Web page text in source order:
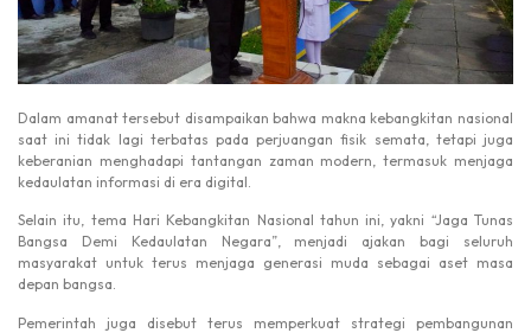
Dalam amanat tersebut disampaikan bahwa makna kebangkitan nasional
saat ini tidak lagi terbatas pada perjuangan fisik semata, tetapi juga
keberanian menghadapi tantangan zaman modern, termasuk menjaga
kedaulatan informasi di era digital.
Selain itu, tema Hari Kebangkitan Nasional tahun ini, yakni “Jaga Tunas
Bangsa Demi Kedaulatan Negara”, menjadi ajakan bagi seluruh
masyarakat untuk terus menjaga generasi muda sebagai aset masa
depan bangsa.
Pemerintah juga disebut terus memperkuat strategi pembangunan